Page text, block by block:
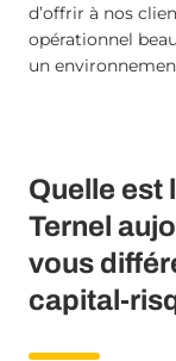
d’offrir à nos
opérationnel
un
Quelle est
Ternel
vous
capital-